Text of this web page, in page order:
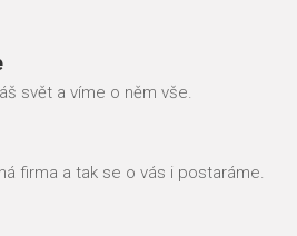
svět a víme o něm vše.
firma a tak se o vás i postaráme.